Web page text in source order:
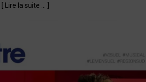
[ Lire la suite … ]